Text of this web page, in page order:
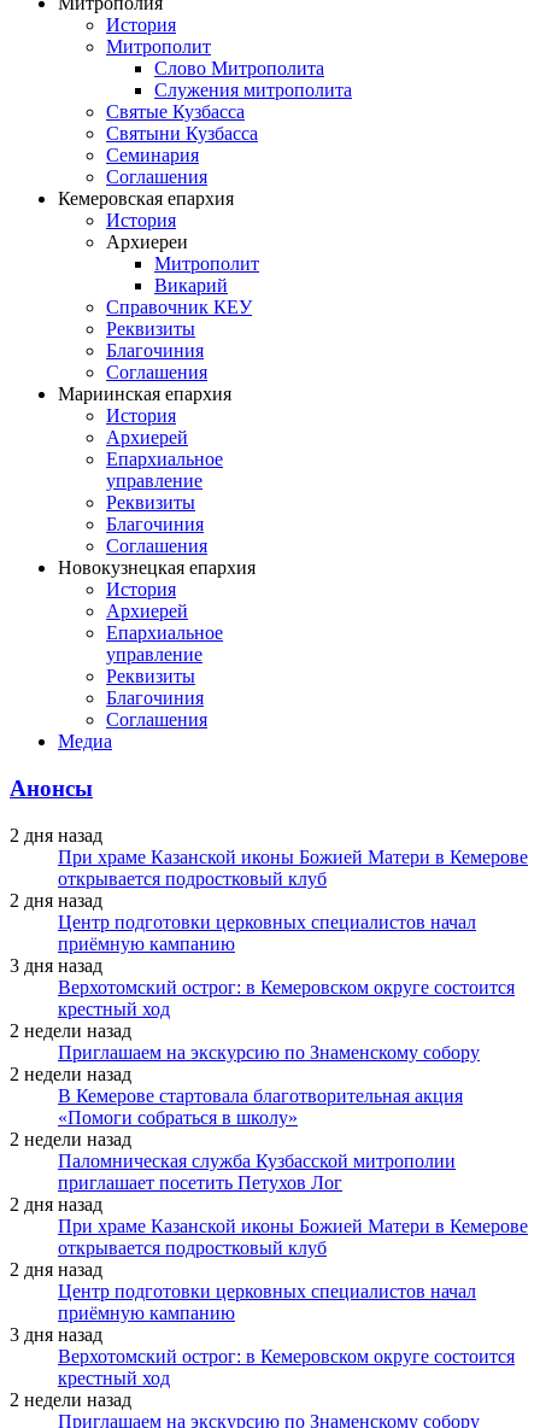
История
Митрополит
Слово Митрополита
Служения митрополита
Святые Кузбасса
Святыни Кузбасса
Семинария
Соглашения
Кемеровская епархия
История
Архиереи
Митрополит
Викарий
Справочник КЕУ
Реквизиты
Благочиния
Соглашения
Мариинская епархия
История
Архиерей
Епархиальное
управление
Реквизиты
Благочиния
Соглашения
Новокузнецкая епархия
История
Архиерей
Епархиальное
управление
Реквизиты
Благочиния
Соглашения
Медиа
Анонсы
2 дня назад
При храме Казанской иконы Божией Матери в Кемерове
открывается подростковый клуб
2 дня назад
Центр подготовки церковных специалистов начал
приёмную кампанию
3 дня назад
Верхотомский острог: в Кемеровском округе состоится
крестный ход
2 недели назад
Приглашаем на экскурсию по Знаменскому собору
2 недели назад
В Кемерове стартовала благотворительная акция
«Помоги собраться в школу»
2 недели назад
Паломническая служба Кузбасской митрополии
приглашает посетить Петухов Лог
2 дня назад
При храме Казанской иконы Божией Матери в Кемерове
открывается подростковый клуб
2 дня назад
Центр подготовки церковных специалистов начал
приёмную кампанию
3 дня назад
Верхотомский острог: в Кемеровском округе состоится
крестный ход
2 недели назад
Приглашаем на экскурсию по Знаменскому собору